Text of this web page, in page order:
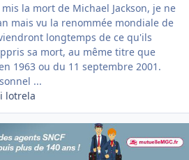
la mort de Michael Jackson, je ne
mais vu la renommée mondiale de
longtemps de ce qu'ils
sa mort, au même titre que
1963 ou du 11 septembre 2001.
...
lotrela